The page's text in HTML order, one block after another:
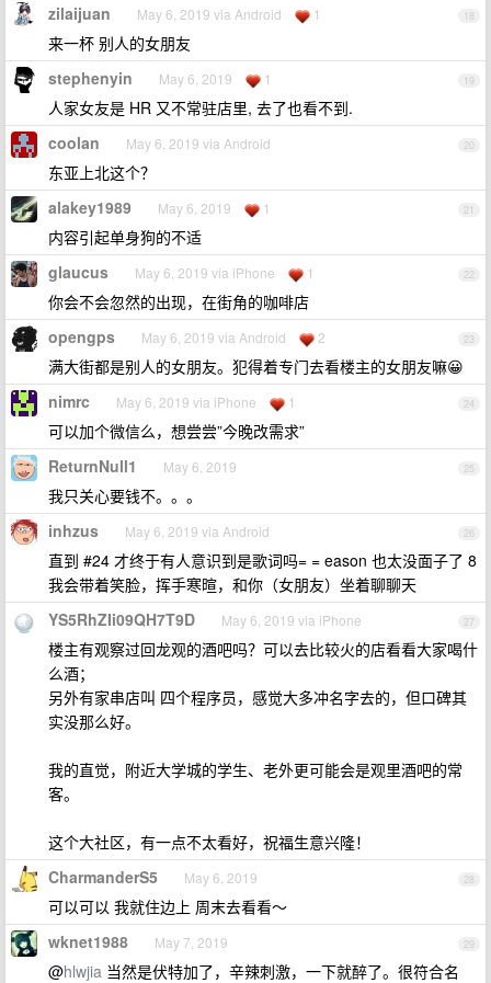
18
zilaijuan May 6, 2019 via Android 1
来一杯 别人的女朋友
19
stephenyin May 6, 2019 1
人家女友是 HR 又不常驻店里, 去了也看不到.
20
coolan May 6, 2019 via Android
东亚上北这个？
21
alakey1989 May 6, 2019 1
内容引起单身狗的不适
22
glaucus May 6, 2019 via iPhone 1
你会不会忽然的出现，在街角的咖啡店
23
opengps May 6, 2019 via Android 2
满大街都是别人的女朋友。犯得着专门去看楼主的女朋友嘛😀
24
nimrc May 6, 2019 via iPhone 1
可以加个微信么，想尝尝”今晚改需求”
25
ReturnNull1 May 6, 2019
我只关心要钱不。。。
26
inhzus May 6, 2019 via Android
直到 #24 才终于有人意识到是歌词吗= = eason 也太没面子了 8
我会带着笑脸，挥手寒暄，和你（女朋友）坐着聊聊天
27
YS5RhZIi09QH7T9D May 6, 2019 via iPhone
楼主有观察过回龙观的酒吧吗？可以去比较火的店看看大家喝什
么酒；
另外有家串店叫 四个程序员，感觉大多冲名字去的，但口碑其
实没那么好。
我的直觉，附近大学城的学生、老外更可能会是观里酒吧的常
客。
这个大社区，有一点不太看好，祝福生意兴隆！
28
CharmanderS5 May 6, 2019
可以可以 我就住边上 周末去看看～
29
wknet1988 May 7, 2019
@hlwjia 当然是伏特加了，辛辣刺激，一下就醉了。很符合名